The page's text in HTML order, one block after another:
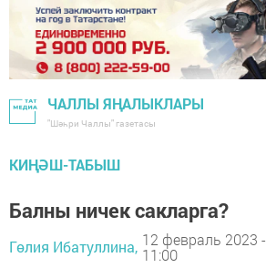
ЧАЛЛЫ ЯҢАЛЫКЛАРЫ
"Шәһри Чаллы" газетасы
КИҢӘШ-ТАБЫШ
Балны ничек сакларга?
Гөлия Ибатуллина, 12 февраль 2023 -
11:00